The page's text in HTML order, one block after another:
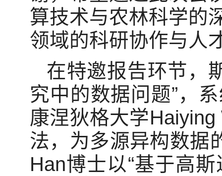
算技术与农林科学的
领域的科研协作与人
在特邀报告环节，
究中的数据问题”，
康涅狄格大学Haiying
法，为多源异构数据
Han博士以“基于高